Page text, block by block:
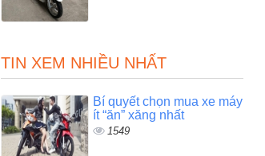
TIN XEM NHIỀU NHẤT
Bí quyết chọn mua xe máy
ít “ăn” xăng nhất
1549